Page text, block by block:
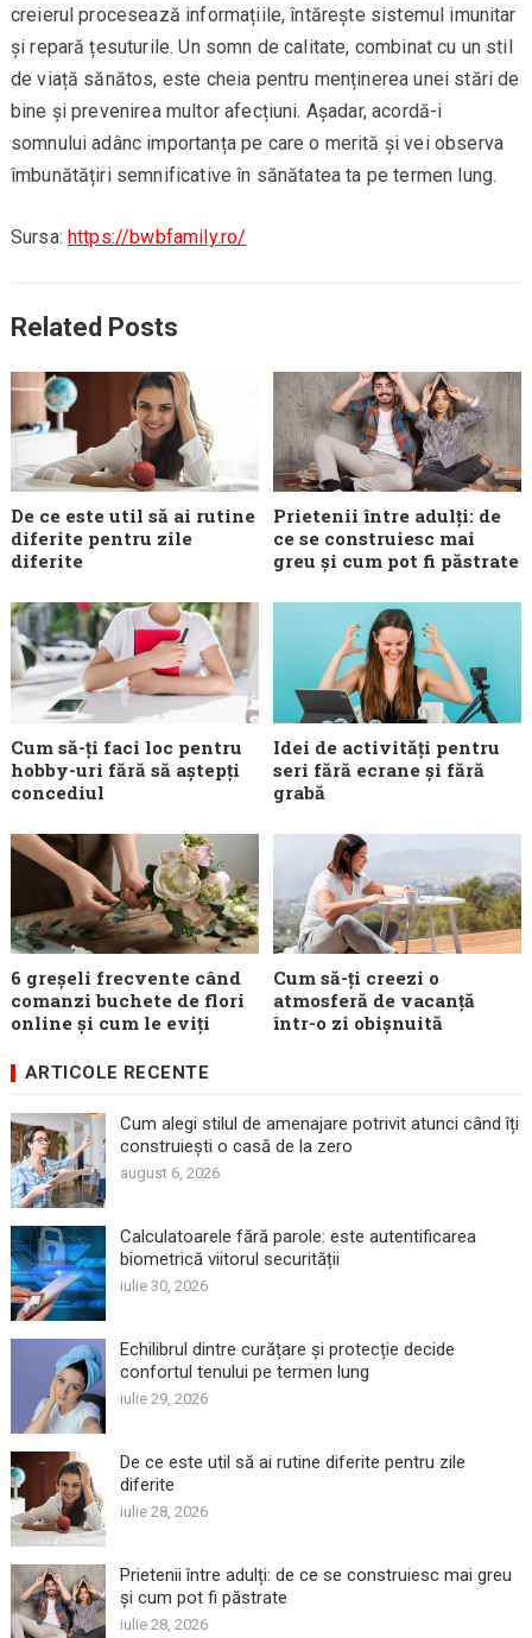
creierul procesează informațiile, întărește sistemul imunitar
și repară țesuturile. Un somn de calitate, combinat cu un stil
de viață sănătos, este cheia pentru menținerea unei stări de
bine și prevenirea multor afecțiuni. Așadar, acordă-i
somnului adânc importanța pe care o merită și vei observa
îmbunătățiri semnificative în sănătatea ta pe termen lung.
Sursa: https://bwbfamily.ro/
Related Posts
De ce este util să ai rutine
diferite pentru zile
diferite
Prietenii între adulți: de
ce se construiesc mai
greu și cum pot fi păstrate
Cum să-ți faci loc pentru
hobby-uri fără să aștepți
concediul
Idei de activități pentru
seri fără ecrane și fără
grabă
6 greșeli frecvente când
comanzi buchete de flori
online și cum le eviți
Cum să-ți creezi o
atmosferă de vacanță
într-o zi obișnuită
ARTICOLE RECENTE
Cum alegi stilul de amenajare potrivit atunci când îți
construiești o casă de la zero
august 6, 2026
Calculatoarele fără parole: este autentificarea
biometrică viitorul securității
iulie 30, 2026
Echilibrul dintre curățare și protecție decide
confortul tenului pe termen lung
iulie 29, 2026
De ce este util să ai rutine diferite pentru zile
diferite
iulie 28, 2026
Prietenii între adulți: de ce se construiesc mai greu
și cum pot fi păstrate
iulie 28, 2026